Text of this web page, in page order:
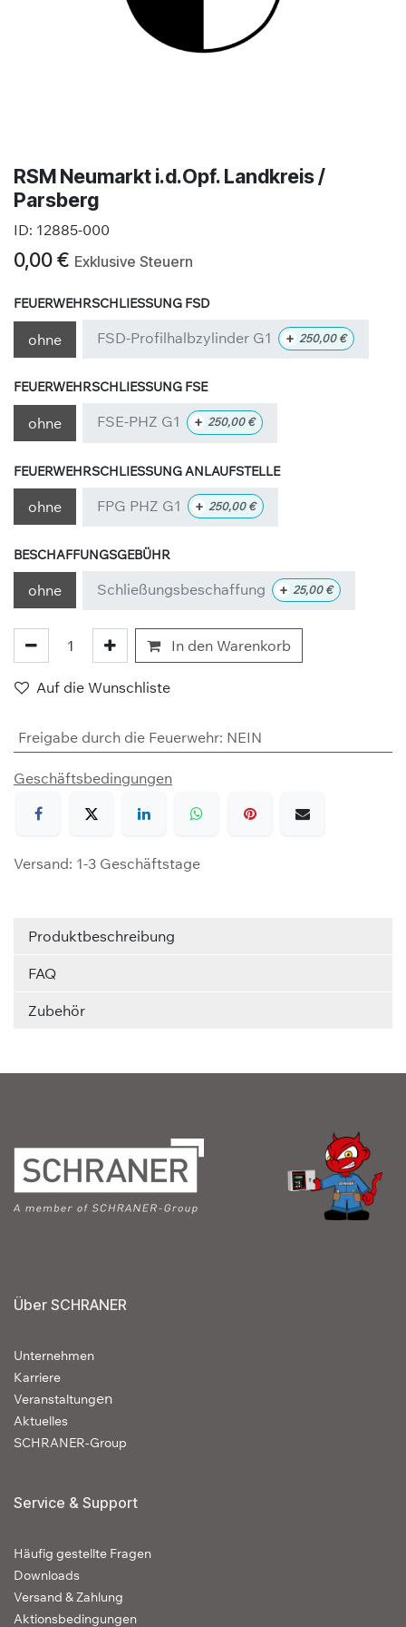
RSM Neumarkt i.d.Opf. Landkreis /
Parsberg
ID: 12885-000
0,00€ Exklusive Steuern
FEUERWEHRSCHLIESSUNG FSD
ohne FSD-Profilhalbzylinder G1 + 250,00€
FEUERWEHRSCHLIESSUNG FSE
ohne FSE-PHZ G1 + 250,00€
FEUERWEHRSCHLIESSUNG ANLAUFSTELLE
ohne FPG PHZ G1 + 250,00€
BESCHAFFUNGSGEBÜHR
ohne Schließungsbeschaffung + 25,00€
In den Warenkorb
Auf die Wunschliste
Freigabe durch die Feuerwehr: NEIN
Geschäftsbedingungen
Versand: 1-3 Geschäftstage
Produktbeschreibung
FAQ
Zubehör
Über SCHRANER
Unternehmen
Karriere
Veranstaltungen
Aktuelles
SCHRANER-Group
Service & Support
Häufig gestellte Fragen
Downloads
Versand & Zahlung
Aktionsbedingungen